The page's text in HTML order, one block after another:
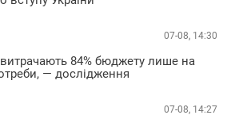
07-08, 14:30
витрачають 84% бюджету лише на
— дослідження
07-08, 14:27